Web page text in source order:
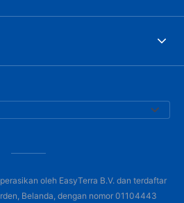
oleh EasyTerra B.V. dan terdaftar
Belanda, dengan nomor 01104443